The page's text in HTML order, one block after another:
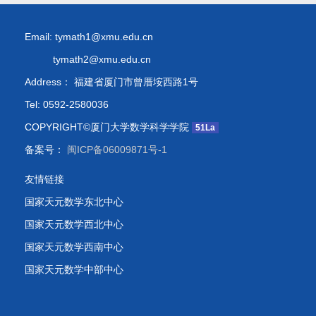
Email: tymath1@xmu.edu.cn
tymath2@xmu.edu.cn
Address： 福建省厦门市曾厝垵西路1号
Tel: 0592-2580036
COPYRIGHT©厦门大学数学科学学院
51La
备案号： 闽ICP备06009871号-1
友情链接
国家天元数学东北中心
国家天元数学西北中心
国家天元数学西南中心
国家天元数学中部中心